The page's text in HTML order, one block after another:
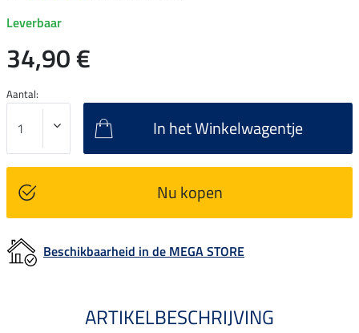
Leverbaar
34,90 €
Aantal:
In het Winkelwagentje
Nu kopen
Beschikbaarheid in de MEGA STORE
ARTIKELBESCHRIJVING